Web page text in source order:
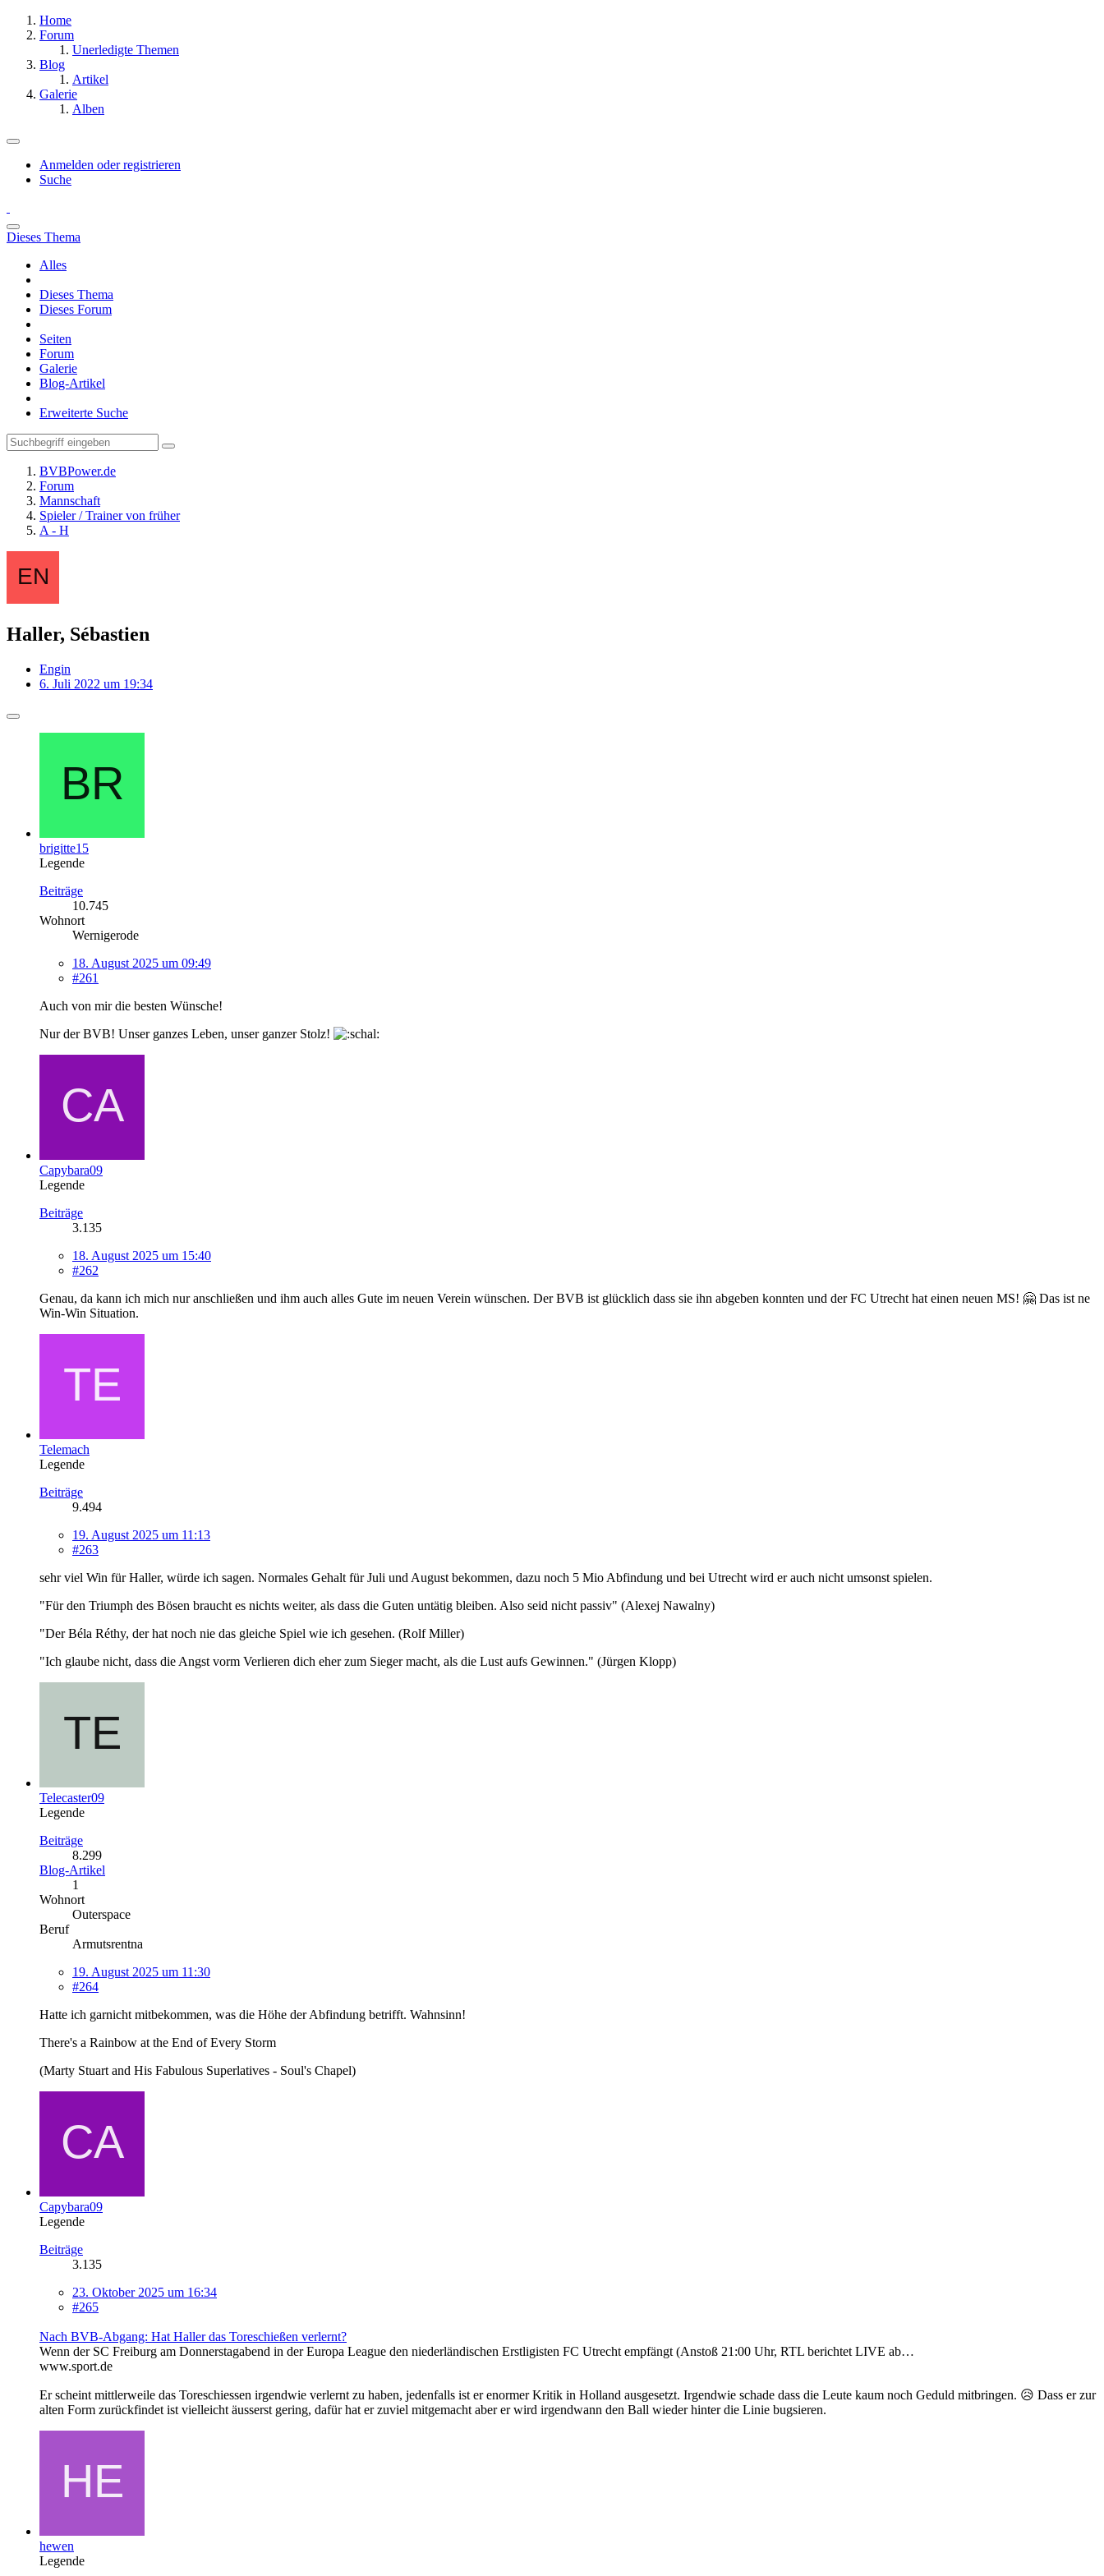
Home
Forum
Unerledigte Themen
Blog
Artikel
Galerie
Alben
Anmelden oder registrieren
Suche
Dieses Thema
Alles
Dieses Thema
Dieses Forum
Seiten
Forum
Galerie
Blog-Artikel
Erweiterte Suche
BVBPower.de
Forum
Mannschaft
Spieler / Trainer von früher
A - H
Haller, Sébastien
Engin
6. Juli 2022 um 19:34
brigitte15
Legende
Beiträge
10.745
Wohnort
Wernigerode
18. August 2025 um 09:49
#261
Auch von mir die besten Wünsche!
Nur der BVB! Unser ganzes Leben, unser ganzer Stolz!
Capybara09
Legende
Beiträge
3.135
18. August 2025 um 15:40
#262
Genau, da kann ich mich nur anschließen und ihm auch alles Gute im neuen Verein wünschen. Der BVB ist glücklich dass sie ihn abgeben konnten und der FC Utrecht hat einen neuen MS! 🤗 Das ist ne
Win-Win Situation.
Telemach
Legende
Beiträge
9.494
19. August 2025 um 11:13
#263
sehr viel Win für Haller, würde ich sagen. Normales Gehalt für Juli und August bekommen, dazu noch 5 Mio Abfindung und bei Utrecht wird er auch nicht umsonst spielen.
"Für den Triumph des Bösen braucht es nichts weiter, als dass die Guten untätig bleiben. Also seid nicht passiv" (Alexej Nawalny)
"Der Béla Réthy, der hat noch nie das gleiche Spiel wie ich gesehen. (Rolf Miller)
"Ich glaube nicht, dass die Angst vorm Verlieren dich eher zum Sieger macht, als die Lust aufs Gewinnen." (Jürgen Klopp)
Telecaster09
Legende
Beiträge
8.299
Blog-Artikel
1
Wohnort
Outerspace
Beruf
Armutsrentna
19. August 2025 um 11:30
#264
Hatte ich garnicht mitbekommen, was die Höhe der Abfindung betrifft. Wahnsinn!
There's a Rainbow at the End of Every Storm
(Marty Stuart and His Fabulous Superlatives - Soul's Chapel)
Capybara09
Legende
Beiträge
3.135
23. Oktober 2025 um 16:34
#265
Nach BVB-Abgang: Hat Haller das Toreschießen verlernt?
Wenn der SC Freiburg am Donnerstagabend in der Europa League den niederländischen Erstligisten FC Utrecht empfängt (Anstoß 21:00 Uhr, RTL berichtet LIVE ab…
www.sport.de
Er scheint mittlerweile das Toreschiessen irgendwie verlernt zu haben, jedenfalls ist er enormer Kritik in Holland ausgesetzt. Irgendwie schade dass die Leute kaum noch Geduld mitbringen. 😥 Dass er zur
alten Form zurückfindet ist vielleicht äusserst gering, dafür hat er zuviel mitgemacht aber er wird irgendwann den Ball wieder hinter die Linie bugsieren.
hewen
Legende